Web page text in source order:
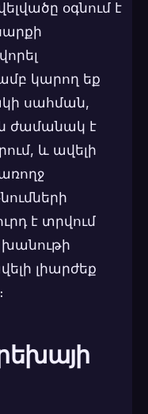
օգնում է
կարող եք
սահման,
ժամանակ է
և ավելի
է տրվում
խանութի
լիարժեք